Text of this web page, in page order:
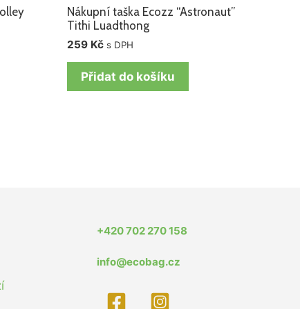
Nákupní taška Ecozz “Astronaut”
Tithi Luadthong
259 Kč s DPH
Přidat do košíku
+420 702 270 158
info@ecobag.cz